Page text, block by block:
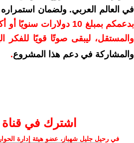
في العالم العربي. ولضمان
بدعمكم بمبلغ 10
والمستقل، ليبقى صوتًا قويًا للفكر
والمشاركة في دعم هذا المشروع.
اشترك في قناة
في رحيل جليل شهباز، عضو هيئة إدارة